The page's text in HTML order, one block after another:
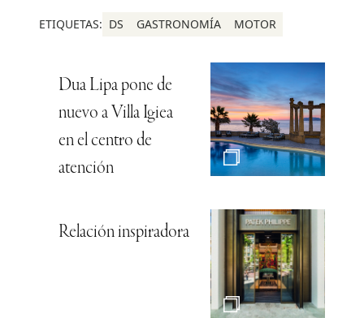
ETIQUETAS: DS GASTRONOMÍA MOTOR
Dua Lipa pone de
nuevo a Villa Igiea
en el centro de
atención
Relación inspiradora